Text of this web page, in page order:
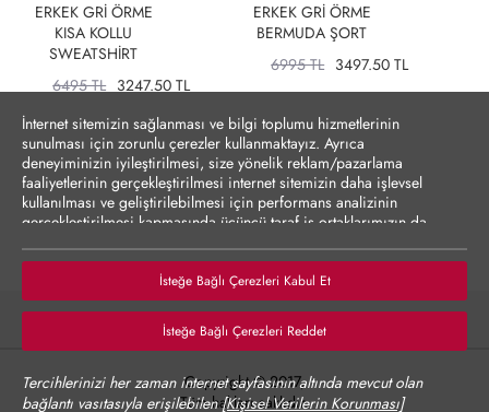
İnternet sitemizin sağlanması ve bilgi toplumu hizmetlerinin
sunulması için zorunlu çerezler kullanmaktayız. Ayrıca
deneyiminizin iyileştirilmesi, size yönelik reklam/pazarlama
faaliyetlerinin gerçekleştirilmesi internet sitemizin daha işlevsel
kullanılması ve geliştirilebilmesi için performans analizinin
gerçekleştirilmesi kapmasında üçüncü taraf iş ortaklarımızın da
çerezler onay vermediğiniz durumlarda kullanılmayacaktır.
Çerezler vasıtasıyla kişisel verilerinizin yurt dışına aktarımına
yönelik bilgiler Çerez Detayları altında sunulmakta olup,
tercihlerinize göre kişisel verileriniz yurt dışına aktarılabilecektir.
incelemenizi rica ederiz.
Verilerinizin size yönelik reklam/pazarlama faaliyetlerinin
gerçekleştirilmesi, internet sitesinin daha işlevsel kılınması ve
İsteğe Bağlı Çerezleri Kabul Et
İsteğe Bağlı Çerezleri Reddet
Tercihlerinizi her zaman internet sayfasının altında mevcut olan
bağlantı vasıtasıyla erişilebilen[Kişisel Verilerin Korunması]
ERKEK GRI ÖRME
KISA KOLLU
SWEATSHIRT
6495 TL 3247.50 TL
ERKEK GRI ÖRME
BERMUDA ŞORT
6995 TL 3497.50 TL
Copyright © 2017,
Tüm hakları saklıdır.